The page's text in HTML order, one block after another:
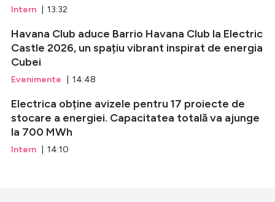
Intern | 13:32
Havana Club aduce Barrio Havana Club la Electric
Castle 2026, un spațiu vibrant inspirat de energia
Cubei
Evenimente | 14:48
Electrica obține avizele pentru 17 proiecte de
stocare a energiei. Capacitatea totală va ajunge
la 700 MWh
Intern | 14:10